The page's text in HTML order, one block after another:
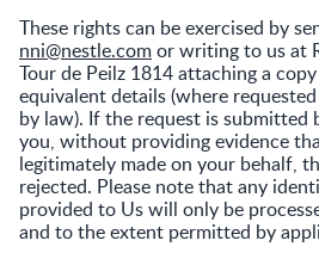
These rights can be exercised by
nni@nestle.comor writing to us at
Tour de Peilz 1814 attaching a
equivalent details (where
by law). If the request is submitted
you, without providing evidence
legitimately made on your behalf,
rejected. Please note that any
provided to Us will only be
and to the extent permitted by